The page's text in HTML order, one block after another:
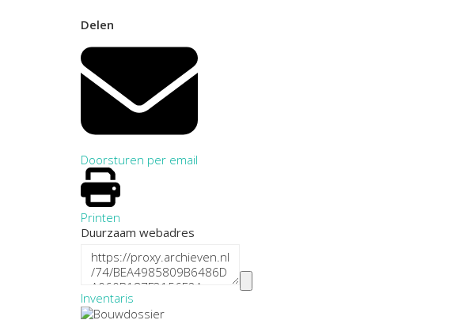
Delen
Doorsturen per email
Printen
Duurzaam webadres
Inventaris